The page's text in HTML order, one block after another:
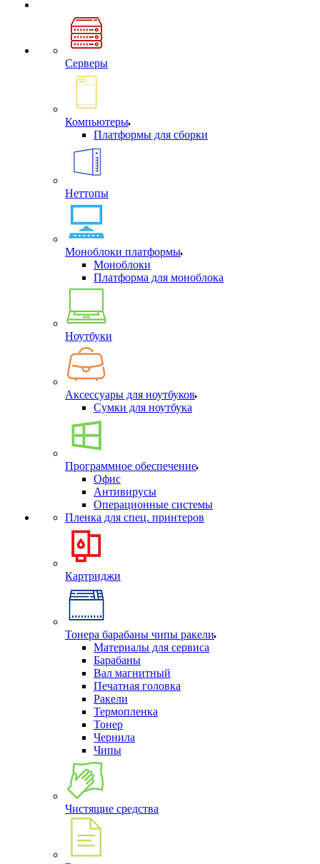
Серверы
Компьютеры
Платформы для сборки
Неттопы
Моноблоки платформы
Моноблоки
Платформа для моноблока
Ноутбуки
Аксессуары для ноутбуков
Сумки для ноутбука
Программное обеспечение
Офис
Антивирусы
Операционные системы
Пленка для спец. принтеров
Картриджи
Тонера барабаны чипы ракели
Материалы для сервиса
Барабаны
Вал магнитный
Печатная головка
Ракели
Термопленка
Тонер
Чернила
Чипы
Чистящие средства